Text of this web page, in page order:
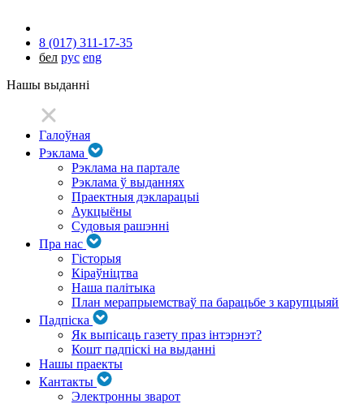
8 (017) 311-17-35
бел рус eng
Нашы выданні
Галоўная
Рэклама
Рэклама на партале
Рэклама ў выданнях
Праектныя дэкларацыі
Аукцыёны
Судовыя рашэнні
Пра нас
Гісторыя
Кіраўніцтва
Наша палітыка
План мерапрыемстваў па барацьбе з карупцыяй
Падпіска
Як выпісаць газету праз інтэрнэт?
Кошт падпіскі на выданні
Нашы праекты
Кантакты
Электронны зварот